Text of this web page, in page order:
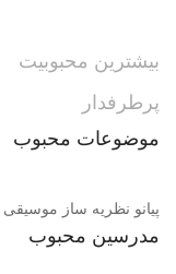
بیشترین محبوبیت
پرطرفدار
موضوعات محبوب
پیانو نظریه ساز موسیقی
مدرسین محبوب